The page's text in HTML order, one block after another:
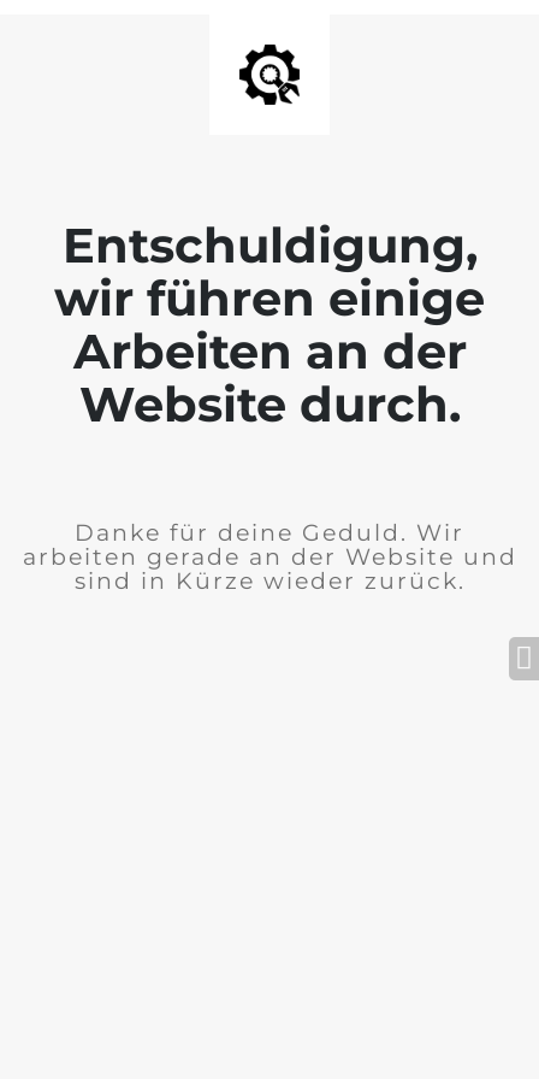
Entschuldigung,
wir führen einige
Arbeiten an der
Website durch.
Danke für deine Geduld. Wir
arbeiten gerade an der Website und
sind in Kürze wieder zurück.